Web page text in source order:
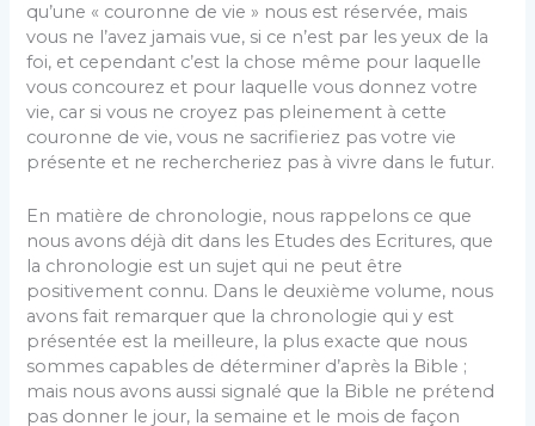
qu’une « couronne de vie » nous est réservée, mais
vous ne l’avez jamais vue, si ce n’est par les yeux de la
foi, et cependant c’est la chose même pour laquelle
vous concourez et pour laquelle vous donnez votre
vie, car si vous ne croyez pas pleinement à cette
couronne de vie, vous ne sacrifieriez pas votre vie
présente et ne rechercheriez pas à vivre dans le futur.
En matière de chronologie, nous rappelons ce que
nous avons déjà dit dans les Etudes des Ecritures, que
la chronologie est un sujet qui ne peut être
positivement connu. Dans le deuxième volume, nous
avons fait remarquer que la chronologie qui y est
présentée est la meilleure, la plus exacte que nous
sommes capables de déterminer d’après la Bible ;
mais nous avons aussi signalé que la Bible ne prétend
pas donner le jour, la semaine et le mois de façon